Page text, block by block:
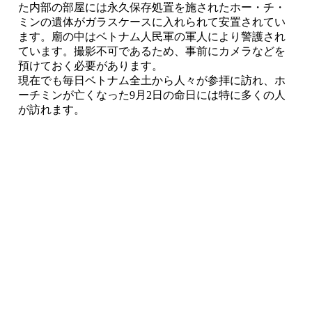
た内部の部屋には永久保存処置を施されたホー・チ・
ミンの遺体がガラスケースに入れられて安置されてい
ます。廟の中はベトナム人民軍の軍人により警護され
ています。撮影不可であるため、事前にカメラなどを
預けておく必要があります。
現在でも毎日ベトナム全土から人々が参拝に訪れ、ホ
ーチミンが亡くなった9月2日の命日には特に多くの人
が訪れます。